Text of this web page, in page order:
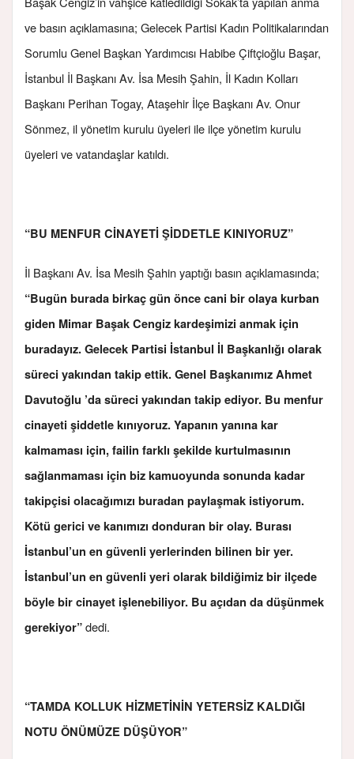
ve basın açıklamasına; Gelecek Partisi Kadın Politikalarından
Sorumlu Genel Başkan Yardımcısı Habibe Çiftçioğlu Başar,
İstanbul İl Başkanı Av. İsa Mesih Şahin, İl Kadın Kolları
Başkanı Perihan Togay, Ataşehir İlçe Başkanı Av. Onur
Sönmez, il yönetim kurulu üyeleri ile ilçe yönetim kurulu
üyeleri ve vatandaşlar katıldı.
“BU MENFUR CİNAYETİ ŞİDDETLE KINIYORUZ”
İl Başkanı Av. İsa Mesih Şahin yaptığı basın açıklamasında;
“Bugün burada birkaç gün önce cani bir olaya kurban
giden Mimar Başak Cengiz kardeşimizi anmak için
buradayız. Gelecek Partisi İstanbul İl Başkanlığı olarak
süreci yakından takip ettik. Genel Başkanımız Ahmet
Davutoğlu ’da süreci yakından takip ediyor. Bu menfur
cinayeti şiddetle kınıyoruz. Yapanın yanına kar
kalmaması için, failin farklı şekilde kurtulmasının
sağlanmaması için biz kamuoyunda sonunda kadar
takipçisi olacağımızı buradan paylaşmak istiyorum.
Kötü gerici ve kanımızı donduran bir olay. Burası
İstanbul’un en güvenli yerlerinden bilinen bir yer.
İstanbul’un en güvenli yeri olarak bildiğimiz bir ilçede
böyle bir cinayet işlenebiliyor. Bu açıdan da düşünmek
gerekiyor”dedi.
“TAMDA KOLLUK HİZMETİNİN YETERSİZ KALDIĞI
NOTU ÖNÜMÜZE DÜŞÜYOR”